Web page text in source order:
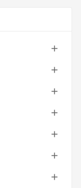






